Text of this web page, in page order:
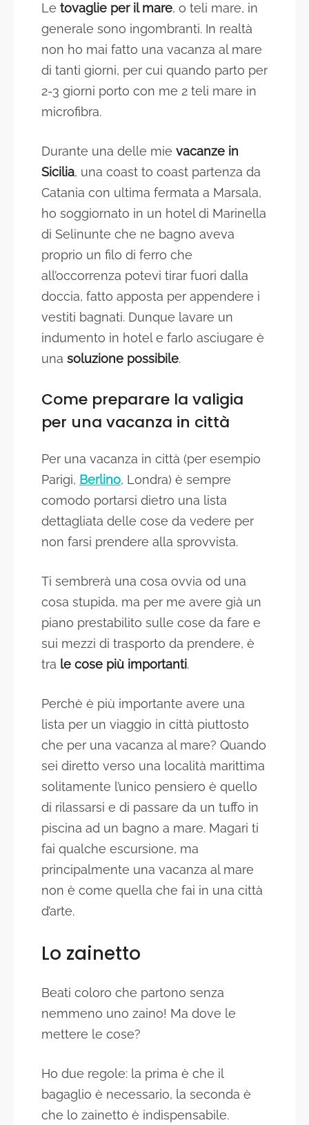
Le tovaglie per il mare, o teli mare, in
generale sono ingombranti. In realtà
non ho mai fatto una vacanza al mare
di tanti giorni, per cui quando parto per
2-3 giorni porto con me 2 teli mare in
microfibra.
Durante una delle mie vacanze in
Sicilia, una coast to coast partenza da
Catania con ultima fermata a Marsala,
ho soggiornato in un hotel di Marinella
di Selinunte che ne bagno aveva
proprio un filo di ferro che
all’occorrenza potevi tirar fuori dalla
doccia, fatto apposta per appendere i
vestiti bagnati. Dunque lavare un
indumento in hotel e farlo asciugare è
una soluzione possibile.
Come preparare la valigia
per una vacanza in città
Per una vacanza in città (per esempio
Parigi, Berlino, Londra) è sempre
comodo portarsi dietro una lista
dettagliata delle cose da vedere per
non farsi prendere alla sprovvista.
Ti sembrerà una cosa ovvia od una
cosa stupida, ma per me avere già un
piano prestabilito sulle cose da fare e
sui mezzi di trasporto da prendere, è
tra le cose più importanti.
Perchè è più importante avere una
lista per un viaggio in città piuttosto
che per una vacanza al mare? Quando
sei diretto verso una località marittima
solitamente l’unico pensiero è quello
di rilassarsi e di passare da un tuffo in
piscina ad un bagno a mare. Magari ti
fai qualche escursione, ma
principalmente una vacanza al mare
non è come quella che fai in una città
d’arte.
Lo zainetto
Beati coloro che partono senza
nemmeno uno zaino! Ma dove le
mettere le cose?
Ho due regole: la prima è che il
bagaglio è necessario, la seconda è
che lo zainetto è indispensabile.